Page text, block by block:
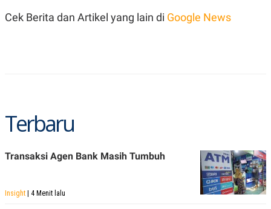
E
S
P
A
T
I
M
G
Cek Berita dan Artikel yang lain di Google News
Terbaru
Transaksi Agen Bank Masih Tumbuh
Insight | 4 Menit lalu